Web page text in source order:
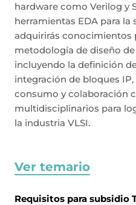
hardware como Verilog y
herramientas EDA para la
adquirirás conocimientos
metodología de diseño de
incluyendo la definición
integración de bloques
consumo y colaboración
multidisciplinarios para
la industria VLSI.
Ver temario
Requisitos para subsidio